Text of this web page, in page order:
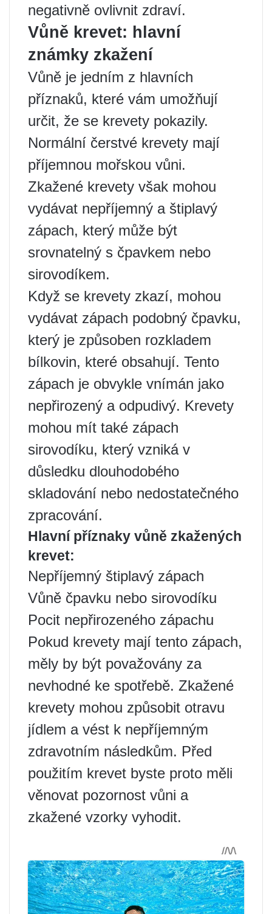
negativně ovlivnit zdraví.
Vůně krevet: hlavní
známky zkažení
Vůně je jedním z hlavních
příznaků, které vám umožňují
určit, že se krevety pokazily.
Normální čerstvé krevety mají
příjemnou mořskou vůni.
Zkažené krevety však mohou
vydávat nepříjemný a štiplavý
zápach, který může být
srovnatelný s čpavkem nebo
sirovodíkem.
Když se krevety zkazí, mohou
vydávat zápach podobný čpavku,
který je způsoben rozkladem
bílkovin, které obsahují. Tento
zápach je obvykle vnímán jako
nepřirozený a odpudivý. Krevety
mohou mít také zápach
sirovodíku, který vzniká v
důsledku dlouhodobého
skladování nebo nedostatečného
zpracování.
Hlavní příznaky vůně zkažených
krevet:
Nepříjemný štiplavý zápach
Vůně čpavku nebo sirovodíku
Pocit nepřirozeného zápachu
Pokud krevety mají tento zápach,
měly by být považovány za
nevhodné ke spotřebě. Zkažené
krevety mohou způsobit otravu
jídlem a vést k nepříjemným
zdravotním následkům. Před
použitím krevet byste proto měli
věnovat pozornost vůni a
zkažené vzorky vyhodit.